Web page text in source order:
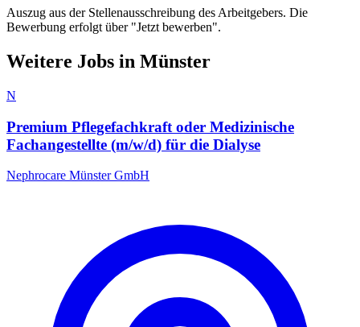
Auszug aus der Stellenausschreibung des Arbeitgebers. Die
Bewerbung erfolgt über "Jetzt bewerben".
Weitere Jobs in Münster
N
Premium Pflegefachkraft oder Medizinische
Fachangestellte (m/w/d) für die Dialyse
Nephrocare Münster GmbH